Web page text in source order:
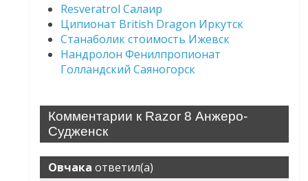
Resveratrol Салаир
Ципионат British Dragon Иркутск
Станаболик стоимость Ижевск
Нандролон Фенилпропионат
Голландский Саяногорск
Комментарии к Razor 8 Анжеро-
Судженск
Овчака ответил(а)